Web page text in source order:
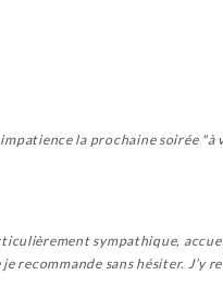
la prochaine soirée "à
sympathique,
recommande sans hésiter. J’y